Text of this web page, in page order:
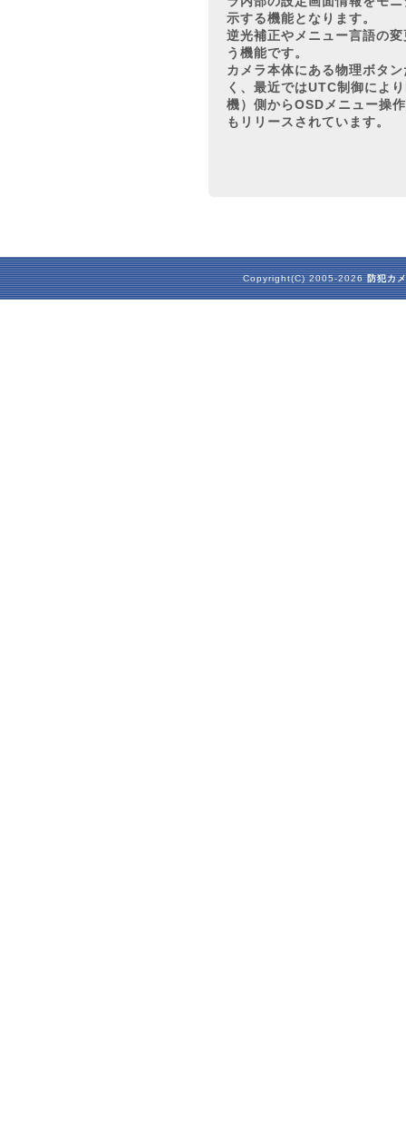
示する機能となります。
逆光補正やメニュー言語の
う機能です。
カメラ本体にある物理ボタ
く、最近ではUTC制御によ
機）側からOSDメニュー操
もリリースされています。
Copyright(C) 2005-2026防犯カ